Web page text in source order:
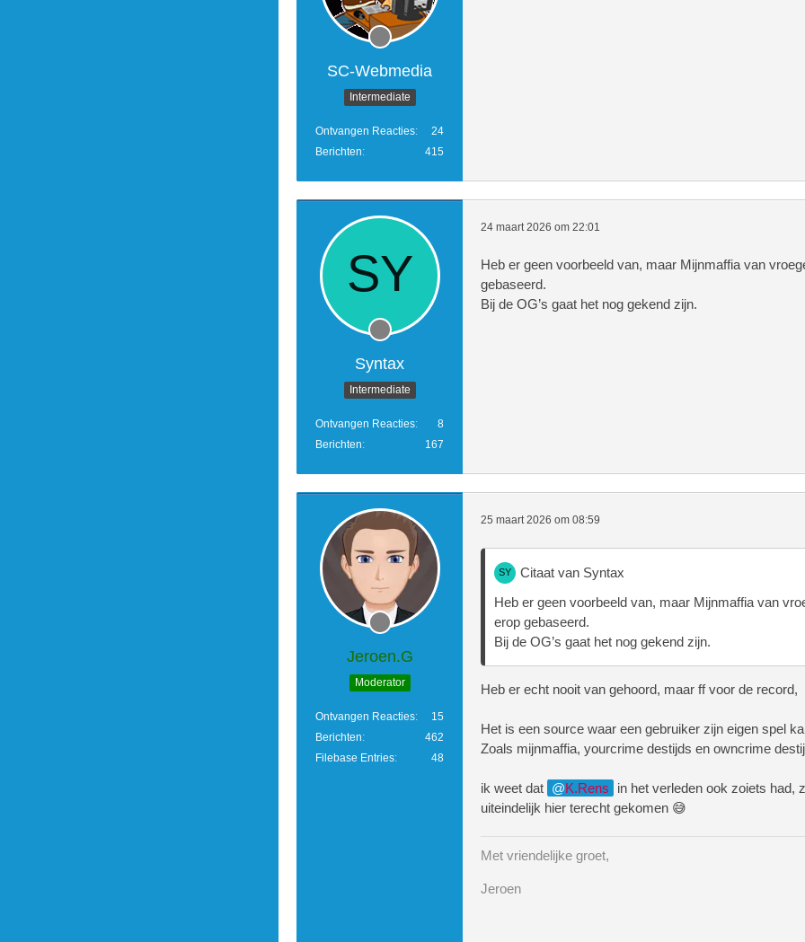
SC-Webmedia
Intermediate
Ontvangen Reacties
24
Berichten
415
Syntax
Intermediate
Ontvangen Reacties
8
Berichten
167
24 maart 2026 om 22:01
Heb er geen voorbeeld van, maar Mijnmaffia van
gebaseerd.
Bij de OG’s gaat het nog gekend zijn.
Jeroen.G
Moderator
Ontvangen Reacties
15
Berichten
462
Filebase Entries
48
25 maart 2026 om 08:59
Citaat van Syntax
Heb er geen voorbeeld van, maar Mijnmaffia van
erop gebaseerd.
Bij de OG’s gaat het nog gekend zijn.
Heb er echt nooit van gehoord, maar ff voor de record,
Het is een source waar een gebruiker zijn eigen spel
Zoals mijnmaffia, yourcrime destijds en owncrime
ik weet dat K.Rens
in het verleden ook zoiets had,
uiteindelijk hier terecht gekomen 😅
Met vriendelijke groet,
Jeroen